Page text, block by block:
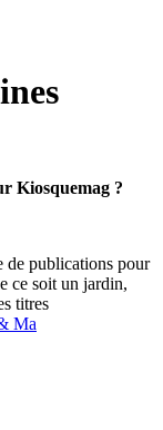
Kiosquemag ?
de publications pour
ce soit un jardin,
titres
Ma